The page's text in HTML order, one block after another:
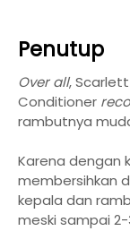
Penutup
Over all,
Conditioner
rambutnya
Karena dengan
membersihkan
kepala dan
meski sampai 2-